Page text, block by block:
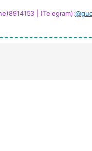
| (Telegram):